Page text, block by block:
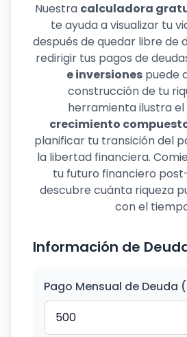
Nuestra calculadora
te ayuda a visualizar tu
después de quedar libre de
redirigir tus pagos de
e inversionespuede
construcción de tu
herramienta ilustra
crecimiento
planificar tu transición del
la libertad financiera.
tu futuro financiero
descubre cuánta riqueza
con el
Información de
Pago Mensual de Deuda